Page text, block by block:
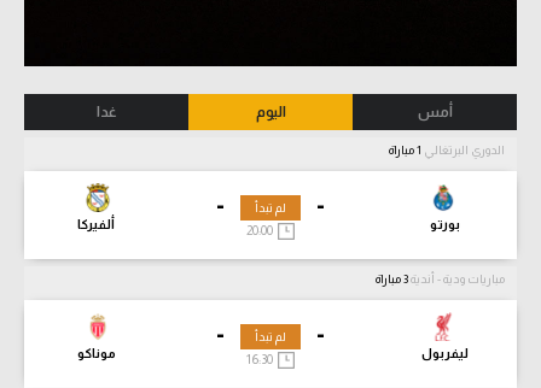
أمس اليوم غدا
الدوري البرتغالي
-
بورتو
-
ألفيركا
لم تبدأ
مباريات ودية - أندية
-
ليفربول
-
موناكو
لم تبدأ